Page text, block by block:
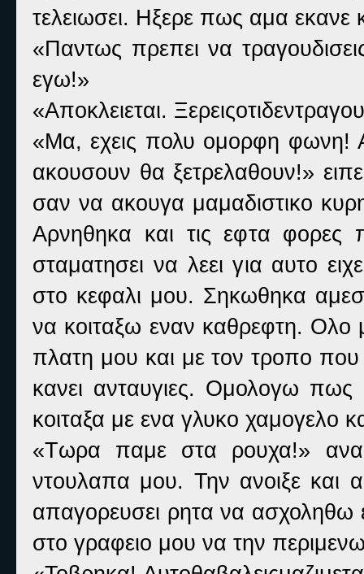
τελειωσει. Ηξερε πως αμα
«Παντως πρεπει να
εγω!»
«Αποκλειεται.
«Μα, εχεις πολυ ομορφη φωνη!
ακουσουν θα ξετρελαθουν!»
σαν να ακουγα μαμαδιστικο
Αρνηθηκα και τις εφτα
σταματησει να λεει για αυτο
στο κεφαλι μου. Σηκωθηκα
να κοιταξω εναν καθρεφτη.
πλατη μου και με τον τροπο που
κανει ανταυγιες. Ομολογω
κοιταξα με ενα γλυκο χαμογελο
«Τωρα παμε στα ρουχα!»
ντουλαπα μου. Την ανοιξε και
απαγορευσει ρητα να ασχοληθω
στο γραφειο μου να την